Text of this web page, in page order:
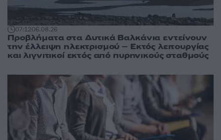
07:1206.08.26
Προβλήματα στα Δυτικά Βαλκάνια εντείνουν
την έλλειψη ηλεκτρισμού – Εκτός λειτουργίας
και λιγνιτικοί εκτός από πυρηνικούς σταθμούς